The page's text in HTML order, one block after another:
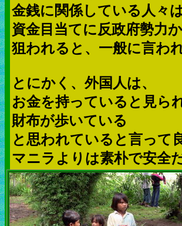
金銭に関係している人々は
資金目当てに反政府勢力
狙われると、一般に言わ
とにかく、外国人は、
お金を持っていると見ら
財布が歩いている
と思われていると言って
マニラよりは素朴で安全